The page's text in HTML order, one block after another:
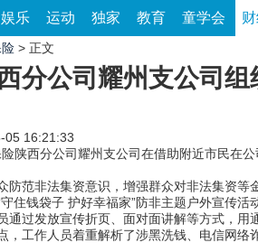
娱乐 运动 独家 教育 童学会
> 正文
分公司耀州支公司
05 16:21:33
陕西分公司耀州支公司在借助附近市民在
范非法集资意识，增强群众对非法集资等
住钱袋子 护好幸福家”防非主题户外宣传活
过发放宣传折页、面对面讲解等方式，用
，工作人员着重解析了涉黑洗钱、电信网